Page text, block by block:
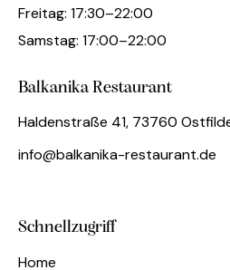
Freitag: 17:30–22:00
Samstag: 17:00–22:00
Balkanika Restaurant
Haldenstraße 41, 73760
info@balkanika-restaurant.de
Schnellzugriff
Home